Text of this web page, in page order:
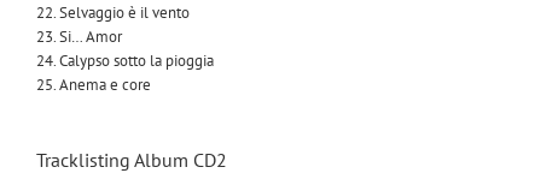
22. Selvaggio è il vento
23. Si… Amor
24. Calypso sotto la pioggia
25. Anema e core
Tracklisting Album CD2